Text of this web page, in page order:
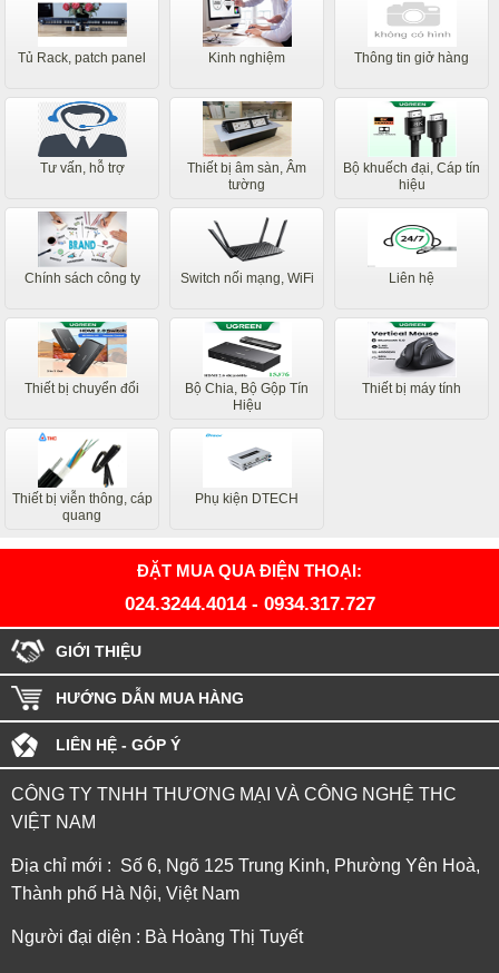
Tủ Rack, patch panel Kinh nghiệm Thông tin giở hàng
Tư vấn, hỗ trợ
Thiết bị âm sàn, Âm
tường
Bộ khuếch đại, Cáp tín
hiệu
Chính sách công ty Switch nối mạng, WiFi Liên hệ
Thiết bị chuyển đổi
Bộ Chia, Bộ Gộp Tín
Hiệu
Thiết bị máy tính
Thiết bị viễn thông, cáp
quang
Phụ kiện DTECH
ĐẶT MUA QUA ĐIỆN THOẠI:
024.3244.4014- 0934.317.727
GIỚI THIỆU
HƯỚNG DẪN MUA HÀNG
LIÊN HỆ - GÓP Ý
CÔNG TY TNHH THƯƠNG MẠI VÀ CÔNG NGHỆ THC
VIỆT NAM
Địa chỉ mới : Số 6, Ngõ 125 Trung Kinh, Phường Yên Hoà,
Thành phố Hà Nội, Việt Nam
Người đại diện : Bà Hoàng Thị Tuyết